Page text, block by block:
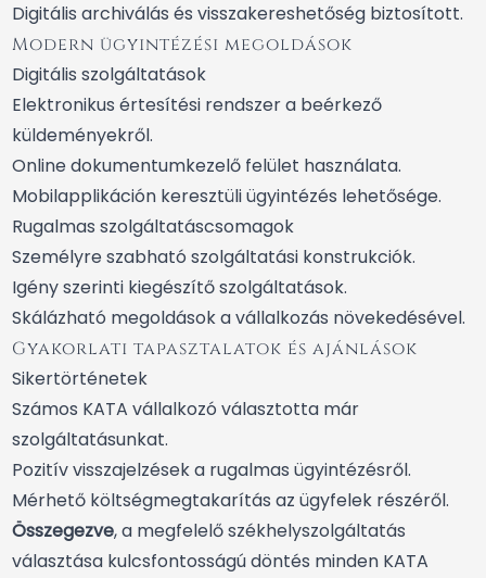
Digitális archiválás és visszakereshetőség biztosított.
Modern ügyintézési megoldások
Digitális szolgáltatások
Elektronikus értesítési rendszer a beérkező
küldeményekről.
Online dokumentumkezelő felület használata.
Mobilapplikáción keresztüli ügyintézés lehetősége.
Rugalmas szolgáltatáscsomagok
Személyre szabható szolgáltatási konstrukciók.
Igény szerinti kiegészítő szolgáltatások.
Skálázható megoldások a vállalkozás növekedésével.
Gyakorlati tapasztalatok és ajánlások
Sikertörténetek
Számos KATA vállalkozó választotta már
szolgáltatásunkat.
Pozitív visszajelzések a rugalmas ügyintézésről.
Mérhető költségmegtakarítás az ügyfelek részéről.
Összegezve, a megfelelő székhelyszolgáltatás
választása kulcsfontosságú döntés minden KATA